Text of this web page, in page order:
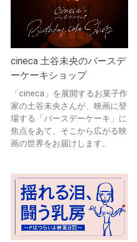
cineca 土谷未央のバースデ
ーケーキショップ
「cineca」を展開するお菓子作
家の土谷未央さんが、映画に登
場する「バースデーケーキ」に
焦点をあて、そこから広がる映
画の世界をお届けします。